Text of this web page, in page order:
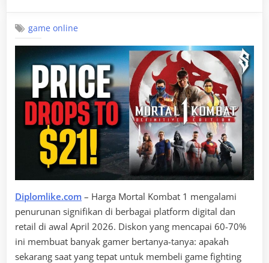
game online
Diplomlike.com – Harga Mortal Kombat 1 mengalami
penurunan signifikan di berbagai platform digital dan
retail di awal April 2026. Diskon yang mencapai 60-70%
ini membuat banyak gamer bertanya-tanya: apakah
sekarang saat yang tepat untuk membeli game fighting